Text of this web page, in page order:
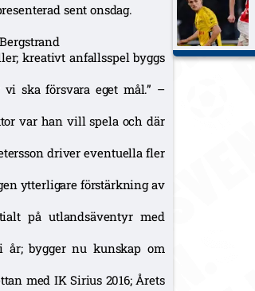
sent onsdag.
kreativt anfallsspel byggs
ska försvara eget mål.” –
var han vill spela och där
driver eventuella fler
ytterligare förstärkning av
på utlandsäventyr med
år; bygger nu kunskap om
med IK Sirius 2016; Årets